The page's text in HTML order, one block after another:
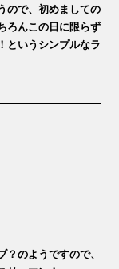
ので、初めましての
ろんこの日に限らず
というシンプルなラ
のようですので、